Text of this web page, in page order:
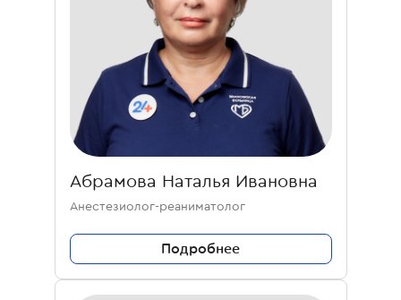
Абрамова Наталья Ивановна
Анестезиолог-реаниматолог
Подробнее